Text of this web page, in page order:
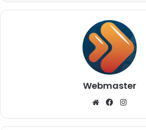
Webmaster
WebsiteFacebook